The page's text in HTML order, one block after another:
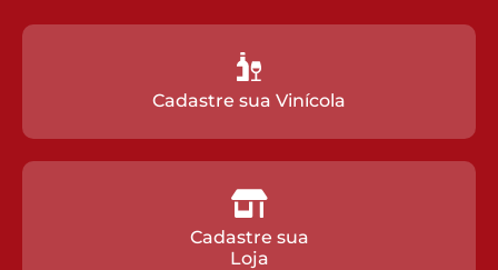
Cadastre sua Vinícola
Cadastre sua
Loja